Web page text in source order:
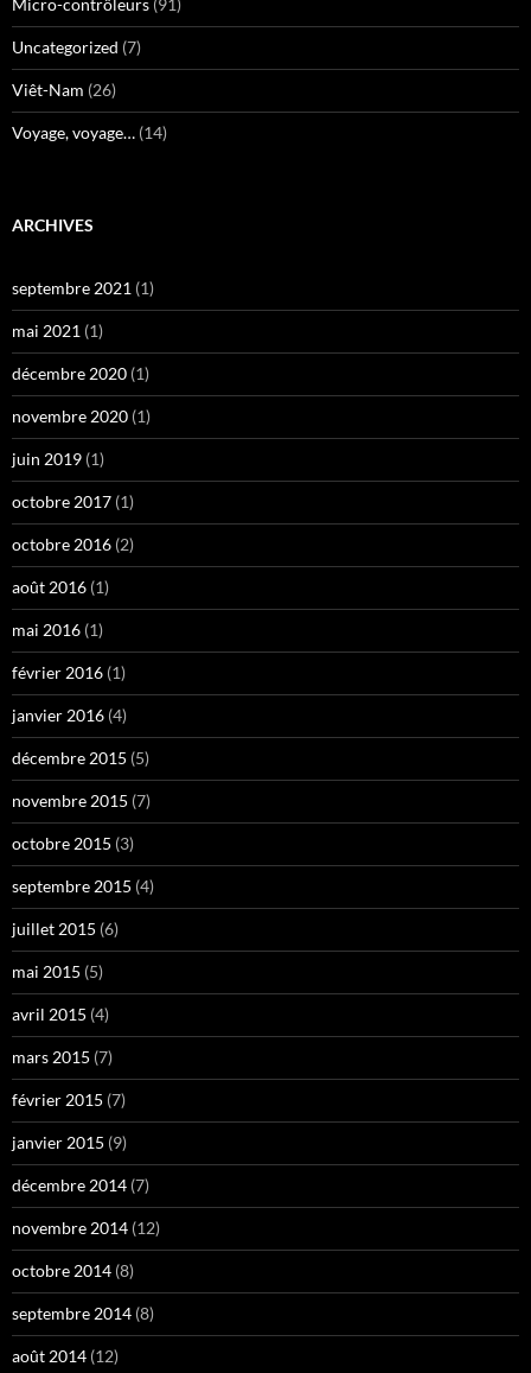
Uncategorized (7)
Viêt-Nam (26)
Voyage, voyage… (14)
ARCHIVES
septembre 2021 (1)
mai 2021 (1)
décembre 2020 (1)
novembre 2020 (1)
juin 2019 (1)
octobre 2017 (1)
octobre 2016 (2)
août 2016 (1)
mai 2016 (1)
février 2016 (1)
janvier 2016 (4)
décembre 2015 (5)
novembre 2015 (7)
octobre 2015 (3)
septembre 2015 (4)
juillet 2015 (6)
mai 2015 (5)
avril 2015 (4)
mars 2015 (7)
février 2015 (7)
janvier 2015 (9)
décembre 2014 (7)
novembre 2014 (12)
octobre 2014 (8)
septembre 2014 (8)
août 2014 (12)